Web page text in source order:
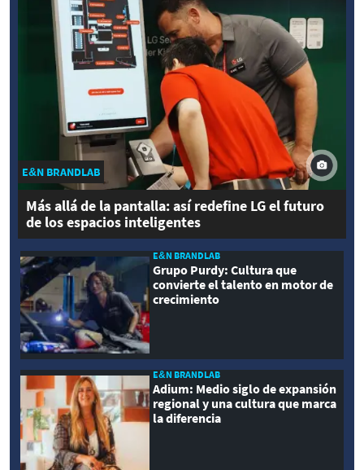
E&N BRANDLAB
Más allá de la pantalla: así redefine LG el futuro
de los espacios inteligentes
E&N BRANDLAB
Grupo Purdy: Cultura que
convierte el talento en motor de
crecimiento
E&N BRANDLAB
Adium: Medio siglo de expansión
regional y una cultura que marca
la diferencia